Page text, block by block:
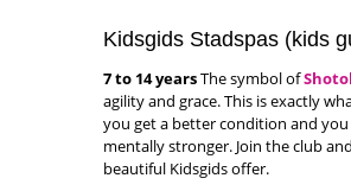
Kidsgids Stadspas (kids
7 to 14 yearsThe symbol of
agility and grace. This is exactly
you get a better condition and
mentally stronger. Join the club
beautiful Kidsgids offer.